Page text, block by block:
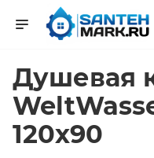
Душевая
120х90